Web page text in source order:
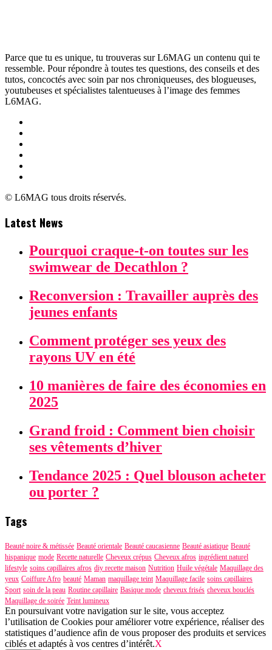
Parce que tu es unique, tu trouveras sur L6MAG un contenu qui te
ressemble. Pour répondre à toutes tes questions, des conseils et des
tutos, concoctés avec soin par nos chroniqueuses, des blogueuses,
youtubeuses et spécialistes talentueuses à l’image des femmes
L6MAG.
© L6MAG tous droits réservés.
Latest News
Pourquoi craque-t-on toutes sur les
swimwear de Decathlon ?
Reconversion : Travailler auprès des
jeunes enfants
Comment protéger ses yeux des
rayons UV en été
10 manières de faire des économies en
2025
Grand froid : Comment bien choisir
ses vêtements d’hiver
Tendance 2025 : Quel blouson acheter
ou porter ?
Tags
Beauté noire & métissée Beauté orientale Beauté caucasienne Beauté asiatique Beauté
hispanique mode Recette naturelle Cheveux crépus Cheveux afros ingrédient naturel
lifestyle soins capillaires afros diy recette maison Nutrition Huile végétale Maquillage des
yeux Coiffure Afro beauté Maman maquillage teint Maquillage facile soins capillaires
Sport soin de la peau Routine capillaire Basique mode cheveux frisés cheveux bouclés
Maquillage de soirée Teint lumineux
En poursuivant votre navigation sur le site, vous acceptez
l’utilisation de Cookies pour améliorer votre expérience, réaliser des
statistiques d’audience afin de vous proposer des produits et services
ciblés et adaptés à vos centres d’intérêt.X